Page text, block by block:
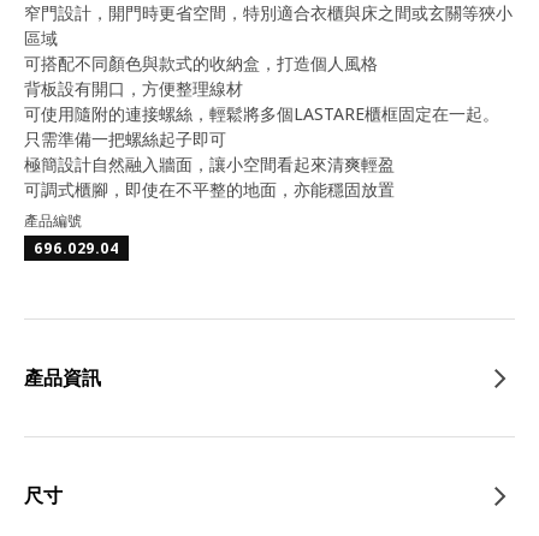
窄門設計，開門時更省空間，特別適合衣櫃與床之間或玄關等狹小
區域
可搭配不同顏色與款式的收納盒，打造個人風格
背板設有開口，方便整理線材
可使用隨附的連接螺絲，輕鬆將多個LASTARE櫃框固定在一起。
只需準備一把螺絲起子即可
極簡設計自然融入牆面，讓小空間看起來清爽輕盈
可調式櫃腳，即使在不平整的地面，亦能穩固放置
產品編號
696.029.04
產品資訊
尺寸